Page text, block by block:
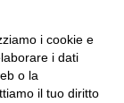
i cookie e
i dati
o la
il tuo diritto